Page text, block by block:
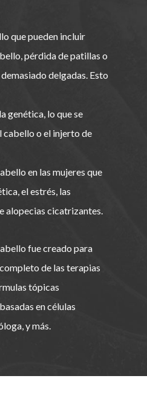
que pueden incluir
pérdida de patillas o
delgadas. Esto
genética, lo que se
cabello o el injerto de
en las mujeres que
el estrés, las
alopecias cicatrizantes.
fue creado para
de las terapias
tópicas
en células
y más.